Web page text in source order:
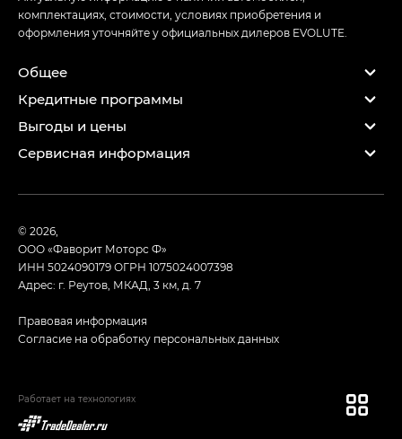
комплектациях, стоимости, условиях приобретения и
оформления уточняйте у официальных дилеров EVOLUTE.
Общее
Кредитные программы
Выгоды и цены
Сервисная информация
© 2026,
ООО «Фаворит Моторс Ф»
ИНН 5024090179ОГРН 1075024007398
Адрес: г. Реутов, МКАД, 3 км, д. 7
Правовая информация
Согласие на обработку персональных данных
Работает на технологиях